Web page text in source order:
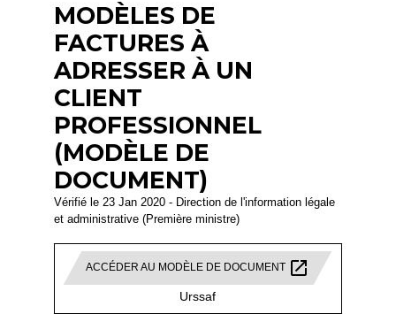
MODÈLES DE
FACTURES À
ADRESSER À UN
CLIENT
PROFESSIONNEL
(MODÈLE DE
DOCUMENT)
Vérifié le 23 Jan 2020 - Direction de l'information légale
et administrative (Première ministre)
ACCÉDER AU MODÈLE DE DOCUMENT open_in_new
Urssaf